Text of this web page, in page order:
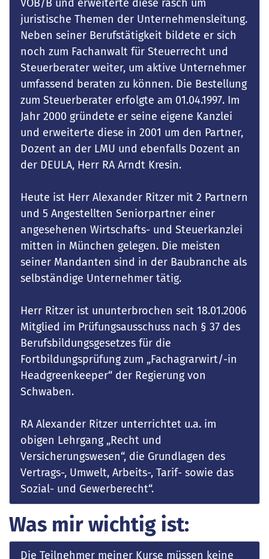
VOB/B und erweiterte diese rasch um
juristische Themen der Unternehmensleitung.
Neben seiner Berufstätigkeit bildete er sich
noch zum Fachanwalt für Steuerrecht und
Steuerberater weiter, um aktive Unternehmer
umfassend beraten zu können. Die Bestellung
zum Steuerberater erfolgte am 01.04.1997. Im
Jahr 2000 gründete er seine eigene Kanzlei
und erweiterte diese in 2001 um den Partner,
Dozent an der LMU und ebenfalls Dozent an
der DEULA, Herr RA Arndt Kresin.
Heute ist Herr Alexander Ritzer mit 2 Partnern
und 5 Angestellten Seniorpartner einer
angesehenen Wirtschafts- und Steuerkanzlei
mitten in München gelegen. Die meisten
seiner Mandanten sind in der Baubranche als
selbständige Unternehmer tätig.
Herr Ritzer ist ununterbrochen seit 18.01.2006
Mitglied im Prüfungsausschuss nach § 37 des
Berufsbildungsgesetzes für die
Fortbildungsprüfung zum „Fachagrarwirt/-in
Headgreenkeeper“ der Regierung von
Schwaben.
RA Alexander Ritzer unterrichtet u.a. im
obigen Lehrgang „Recht und
Versicherungswesen“, die Grundlagen des
Vertrags-, Umwelt, Arbeits-, Tarif- sowie das
Sozial- und Gewerberecht“.
Was mir wichtig ist:
Die Teilnehmer meiner Kurse müssen keine